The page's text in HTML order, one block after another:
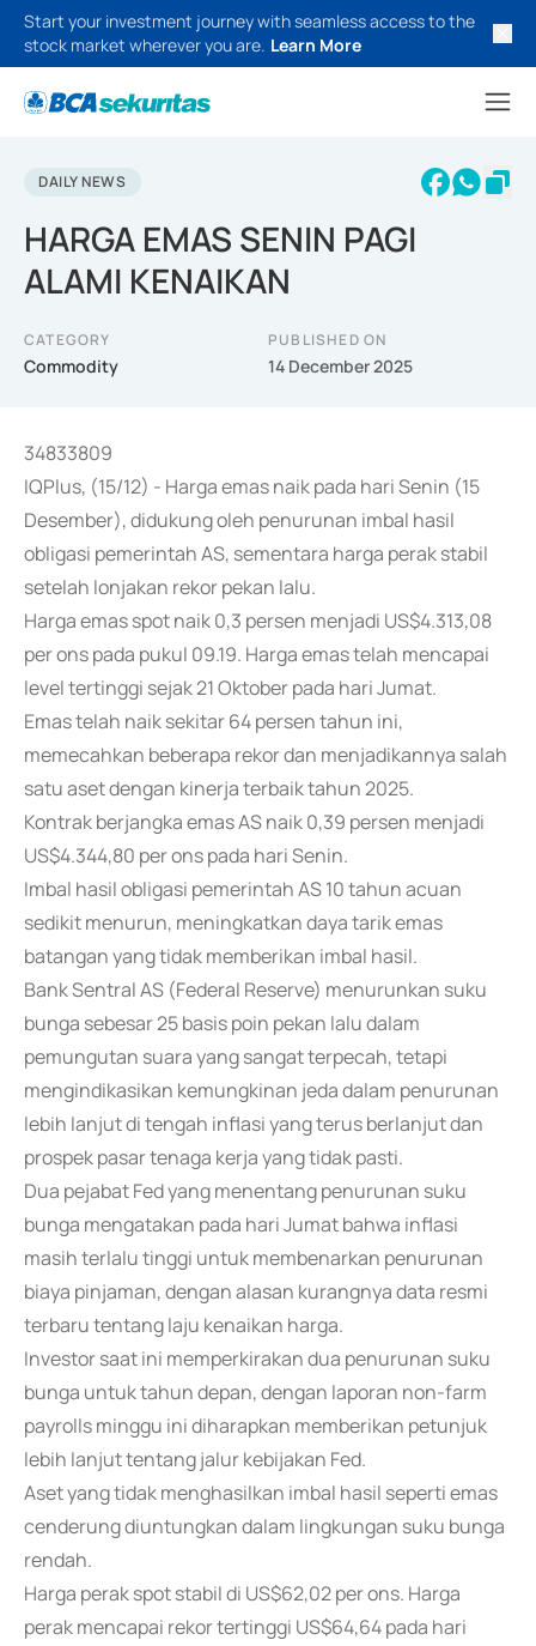
Start your investment journey with seamless access to the
stock market wherever you are. Learn More
DAILY NEWS
HARGA EMAS SENIN PAGI
ALAMI KENAIKAN
CATEGORY
Commodity
PUBLISHED ON
14 December 2025
34833809
IQPlus, (15/12) - Harga emas naik pada hari Senin (15
Desember), didukung oleh penurunan imbal hasil
obligasi pemerintah AS, sementara harga perak stabil
setelah lonjakan rekor pekan lalu.
Harga emas spot naik 0,3 persen menjadi US$4.313,08
per ons pada pukul 09.19. Harga emas telah mencapai
level tertinggi sejak 21 Oktober pada hari Jumat.
Emas telah naik sekitar 64 persen tahun ini,
memecahkan beberapa rekor dan menjadikannya salah
satu aset dengan kinerja terbaik tahun 2025.
Kontrak berjangka emas AS naik 0,39 persen menjadi
US$4.344,80 per ons pada hari Senin.
Imbal hasil obligasi pemerintah AS 10 tahun acuan
sedikit menurun, meningkatkan daya tarik emas
batangan yang tidak memberikan imbal hasil.
Bank Sentral AS (Federal Reserve) menurunkan suku
bunga sebesar 25 basis poin pekan lalu dalam
pemungutan suara yang sangat terpecah, tetapi
mengindikasikan kemungkinan jeda dalam penurunan
lebih lanjut di tengah inflasi yang terus berlanjut dan
prospek pasar tenaga kerja yang tidak pasti.
Dua pejabat Fed yang menentang penurunan suku
bunga mengatakan pada hari Jumat bahwa inflasi
masih terlalu tinggi untuk membenarkan penurunan
biaya pinjaman, dengan alasan kurangnya data resmi
terbaru tentang laju kenaikan harga.
Investor saat ini memperkirakan dua penurunan suku
bunga untuk tahun depan, dengan laporan non-farm
payrolls minggu ini diharapkan memberikan petunjuk
lebih lanjut tentang jalur kebijakan Fed.
Aset yang tidak menghasilkan imbal hasil seperti emas
cenderung diuntungkan dalam lingkungan suku bunga
rendah.
Harga perak spot stabil di US$62,02 per ons. Harga
perak mencapai rekor tertinggi US$64,64 pada hari